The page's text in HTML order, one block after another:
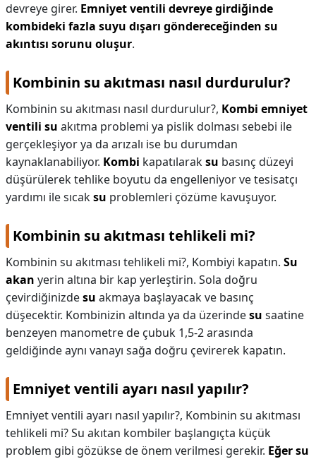
devreye girer. Emniyet ventili devreye girdiğinde
kombideki fazla suyu dışarı göndereceğinden su
akıntısı sorunu oluşur.
Kombinin su akıtması nasıl durdurulur?
Kombinin su akıtması nasıl durdurulur?, Kombi emniyet
ventili su akıtma problemi ya pislik dolması sebebi ile
gerçekleşiyor ya da arızalı ise bu durumdan
kaynaklanabiliyor. Kombi kapatılaraksu basınç düzeyi
düşürülerek tehlike boyutu da engelleniyor ve tesisatçı
yardımı ile sıcaksu problemleri çözüme kavuşuyor.
Kombinin su akıtması tehlikeli mi?
Kombinin su akıtması tehlikeli mi?, Kombiyi kapatın. Su
akan yerin altına bir kap yerleştirin. Sola doğru
çevirdiğinizdesu akmaya başlayacak ve basınç
düşecektir. Kombinizin altında ya da üzerindesu saatine
benzeyen manometre de çubuk 1,5-2 arasında
geldiğinde aynı vanayı sağa doğru çevirerek kapatın.
Emniyet ventili ayarı nasıl yapılır?
Emniyet ventili ayarı nasıl yapılır?, Kombinin su akıtması
tehlikeli mi? Su akıtan kombiler başlangıçta küçük
problem gibi gözükse de önem verilmesi gerekir. Eğer su